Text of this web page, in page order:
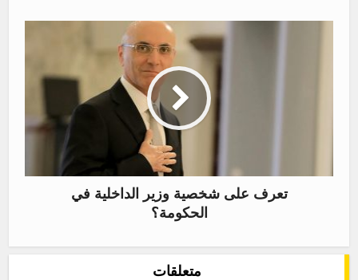
تعرف على شخصية وزير الداخلية في
الحكومة؟
متعلقات